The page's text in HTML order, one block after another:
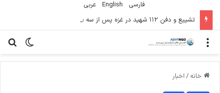
فارسی English
عربي
تشییع و دفن ۱۱۲ شهید در غزه پس از سه سال
تغییر منو
خانه / اخبار